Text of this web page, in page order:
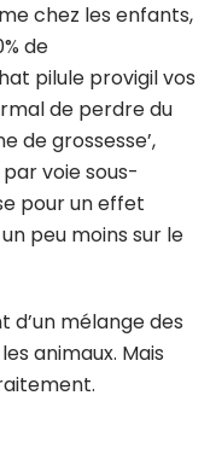
chez les enfants,
de
pilule provigil vos
de perdre du
de grossesse’,
voie sous-
pour un effet
peu moins sur le
d’un mélange des
animaux. Mais